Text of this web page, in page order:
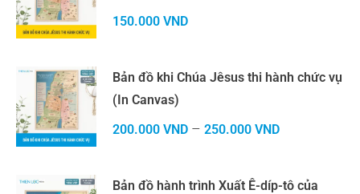
150.000 VND
Bản đồ khi Chúa Jêsus thi hành chức vụ
(In Canvas)
200.000 VND – 250.000 VND
Bản đồ hành trình Xuất Ê-díp-tô của